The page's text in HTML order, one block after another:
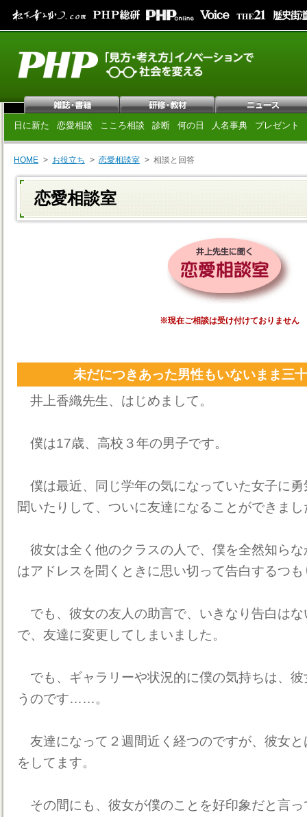
日に新た 恋愛相談 こころ相談 診断 何の日 人名事典 プレゼント
HOME お役立ち 恋愛相談室 相談と回答
恋愛相談室
※現在ご相談は受け付けておりません
未だにつきあった男性もいないまま
井上香織先生、はじめまして。
僕は17歳、高校３年の男子です。
僕は最近、同じ学年の気になっていた女子に
聞いたりして、ついに友達になることができまし
彼女は全く他のクラスの人で、僕を全然知ら
はアドレスを聞くときに思い切って告白するつ
でも、彼女の友人の助言で、いきなり告白はな
で、友達に変更してしまいました。
でも、ギャラリーや状況的に僕の気持ちは、
うのです……。
友達になって２週間近く経つのですが、彼女
をしてます。
その間にも、彼女が僕のことを好印象だと言